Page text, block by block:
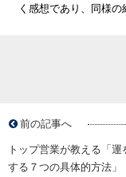
く感想であり、同様
前の記事へ
トップ営業が教える「運
する７つの具体的方法」